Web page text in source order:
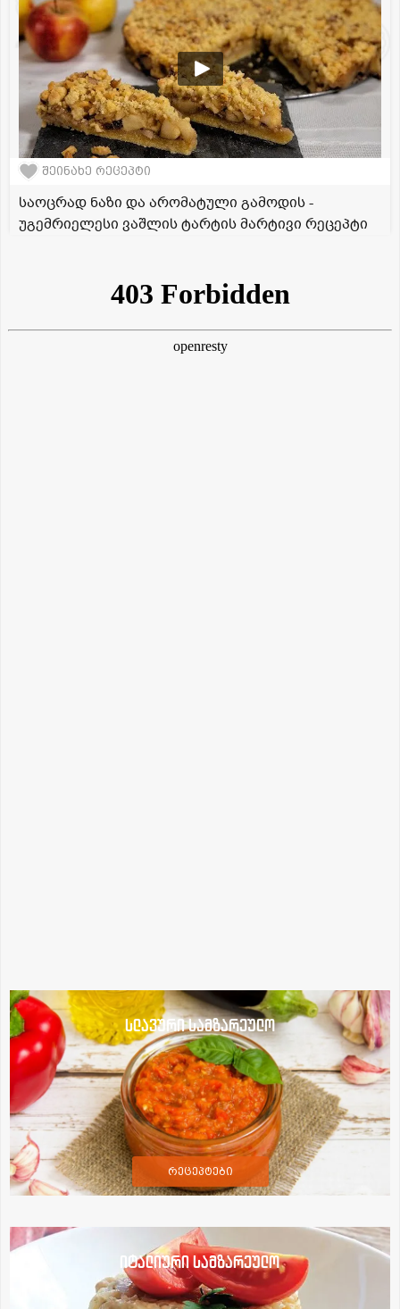
შეინახე რეცეპტი
საოცრად ნაზი და არომატული გამოდის -
უგემრიელესი ვაშლის ტარტის მარტივი რეცეპტი
სლავური სამზარეულო
რეცეპტები
იტალიური სამზარეულო